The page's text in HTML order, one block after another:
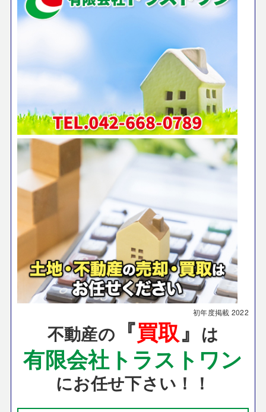
初年度掲載 2022
不動産の 『買取』 は
有限会社トラストワン
にお任せ下さい！！